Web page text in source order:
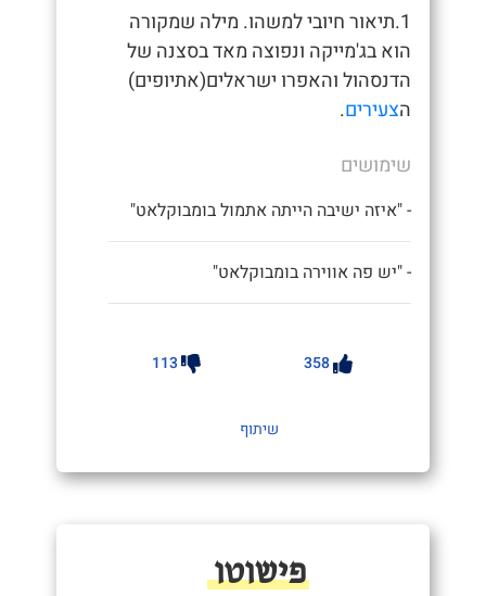
1.תיאור חיובי למשהו. מילה שמקורה
הוא בג'מייקה ונפוצה מאד בסצנה של
הדנסהול והאפרו ישראלים(אתיופים)
הצעירים.
שימושים
- "איזה ישיבה הייתה אתמול בומבוקלאט"
- "יש פה אווירה בומבוקלאט"
358
113
שיתוף
פישוטו